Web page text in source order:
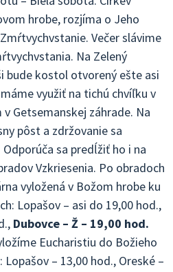
hrobe, rozjíma o Jeho
Večer slávime
Na Zelený
bude kostol otvorený ešte asi
využiť na tichú chvíľku v
Getsemanskej záhrade. Na
pôst a zdržovanie sa
sa predĺžiť ho i na
Vzkriesenia. Po obradoch
vyložená v Božom hrobe ku
Lopašov – asi do 19,00 hod.,
Dubovce – Ž – 19,00 hod.
Eucharistiu do Božieho
– 13,00 hod., Oreské –